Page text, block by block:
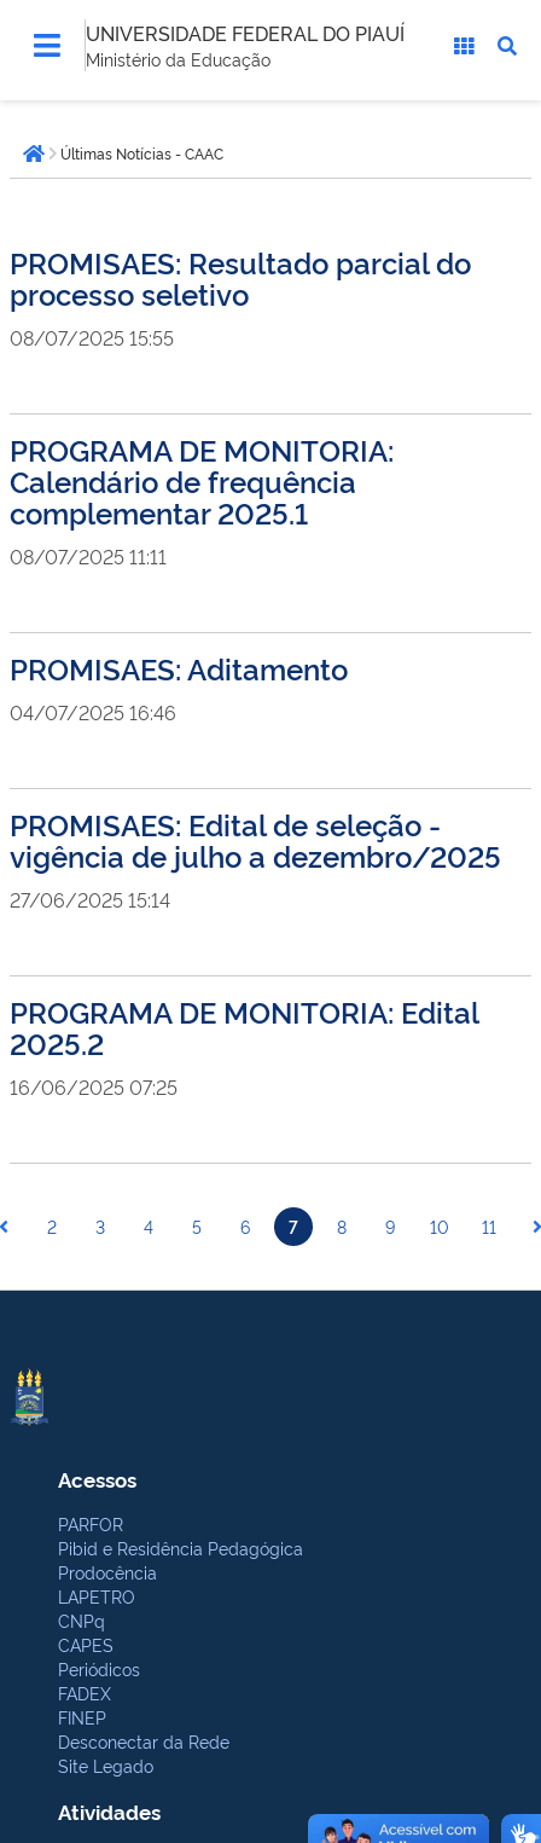
UNIVERSIDADE FEDERAL DO PIAUÍ
Ministério da Educação
está
aqui:Página inicial
Últimas Notícias - CAAC
PROMISAES: Resultado parcial do
processo seletivo
08/07/2025 15:55
PROGRAMA DE MONITORIA:
Calendário de frequência
complementar 2025.1
08/07/2025 11:11
PROMISAES: Aditamento
04/07/2025 16:46
PROMISAES: Edital de seleção -
vigência de julho a dezembro/2025
27/06/2025 15:14
PROGRAMA DE MONITORIA: Edital
2025.2
16/06/2025 07:25
2 3 4 5 6 7 8 9 10 11
Acessos
PARFOR
Pibid e Residência Pedagógica
Prodocência
LAPETRO
CNPq
CAPES
Periódicos
FADEX
FINEP
Desconectar da Rede
Site Legado
Atividades